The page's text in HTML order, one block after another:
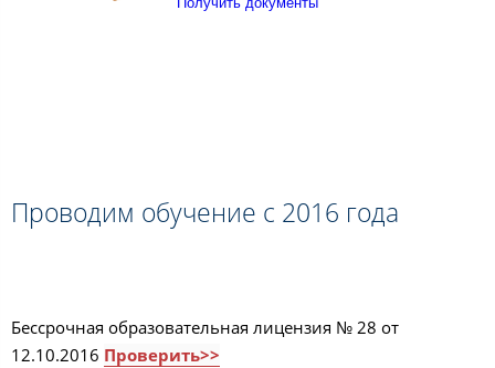
Проводим обучение с 2016 года
Бессрочная образовательная лицензия № 28 от
12.10.2016 Проверить>>